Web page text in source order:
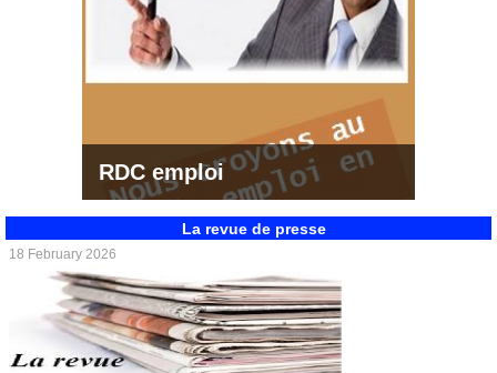
RDC emploi
La revue de presse
18 February 2026